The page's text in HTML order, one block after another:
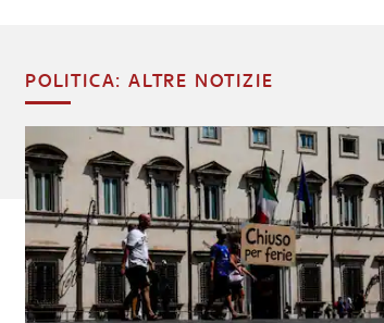
POLITICA: ALTRE NOTIZIE